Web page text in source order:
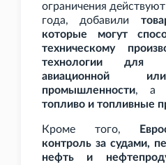
ограничения
года, добавили
которые могут
техническому
технологии для
авиационной
промышленности, а
топливо и топливные
Кроме того,
контроль за судами,
нефть и